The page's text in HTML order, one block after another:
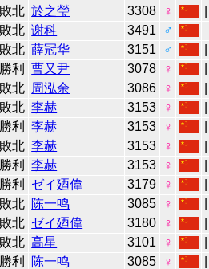
敗北 於之瑩 3308 ♀
敗北 谢科 3491
♂
敗北 薛冠华 3151 ♂
勝利 曹又尹 3078 ♀
敗北 周泓余 3086 ♀
敗北 李赫 3153 ♀
勝利 李赫 3153 ♀
敗北 李赫 3153 ♀
勝利 李赫 3153 ♀
勝利 ゼイ廼偉 3179 ♀
敗北 陈一鸣 3085 ♀
敗北 ゼイ廼偉 3180 ♀
敗北 高星 3101 ♀
勝利 陈一鸣 3085 ♀